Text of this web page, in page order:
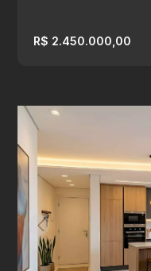
R$ 2.450.000,00